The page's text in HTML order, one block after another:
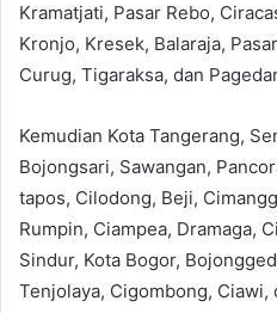
Kramatjati, Pasar Rebo,
Kronjo, Kresek, Balaraja,
Curug, Tigaraksa, dan
Kemudian Kota Tangerang,
Bojongsari, Sawangan,
tapos, Cilodong, Beji,
Rumpin, Ciampea, Dramaga,
Sindur, Kota Bogor,
Tenjolaya, Cigombong, Ciawi,